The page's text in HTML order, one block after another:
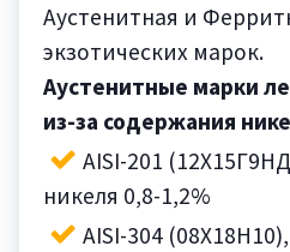
Аустенитная и
экзотических марок.
Аустенитные марки
из-за содержания
AISI-201
никеля 0,8-1,2%
AISI-304